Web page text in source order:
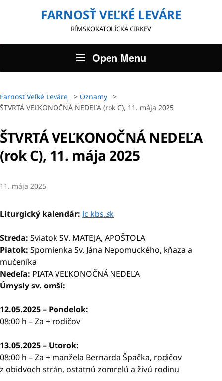
FARNOSŤ VEĽKÉ LEVÁRE
RÍMSKOKATOLÍCKA CIRKEV
Open Menu
Farnosť Veľké Leváre > Oznamy
>
ŠTVRTÁ VEĽKONOČNÁ NEDEĽA (rok C), 11. mája 2025
ŠTVRTÁ VEĽKONOČNÁ NEDEĽA
(rok C), 11. mája 2025
11. mája 2025
Liturgický kalendár: lc kbs.sk
Streda: Sviatok SV. MATEJA, APOŠTOLA
Piatok: Spomienka Sv. Jána Nepomuckého, kňaza a
mučeníka
Nedeľa: PIATA VEĽKONOČNÁ NEDEĽA
Úmysly sv. omší:
12.05.2025 – Pondelok:
08:00 h – Za + rodičov
13.05.2025 – Utorok:
08:00 h – Za + manžela Bernarda Špačka, rodičov
z obidvoch strán, ostatnú zomrelú a živú rodinu